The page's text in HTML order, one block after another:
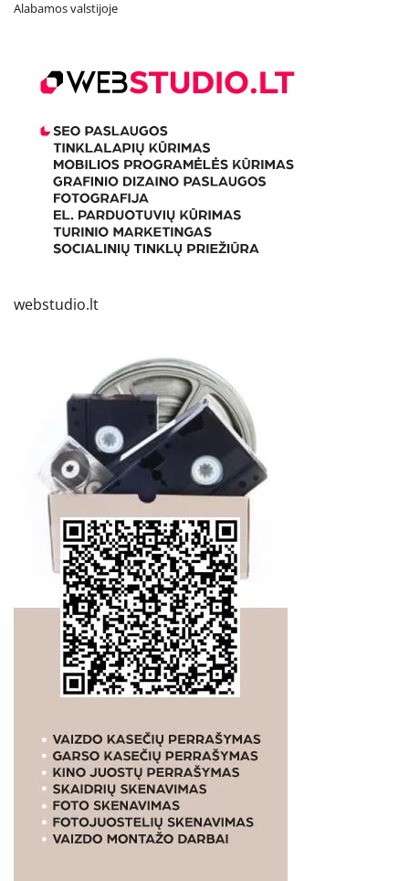
Alabamos valstijoje
webstudio.lt